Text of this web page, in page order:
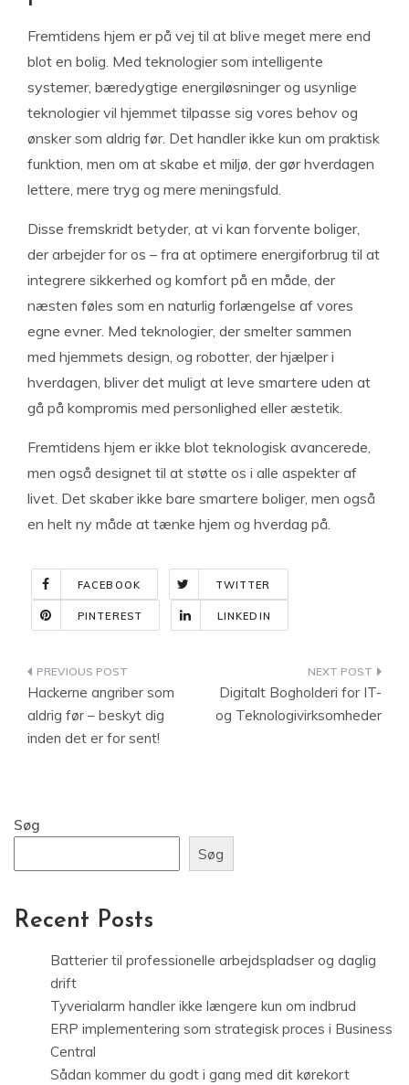
Fremtidens hjem er på vej til at blive meget mere end
blot en bolig. Med teknologier som intelligente
systemer, bæredygtige energiløsninger og usynlige
teknologier vil hjemmet tilpasse sig vores behov og
ønsker som aldrig før. Det handler ikke kun om praktisk
funktion, men om at skabe et miljø, der gør hverdagen
lettere, mere tryg og mere meningsfuld.
Disse fremskridt betyder, at vi kan forvente boliger,
der arbejder for os – fra at optimere energiforbrug til at
integrere sikkerhed og komfort på en måde, der
næsten føles som en naturlig forlængelse af vores
egne evner. Med teknologier, der smelter sammen
med hjemmets design, og robotter, der hjælper i
hverdagen, bliver det muligt at leve smartere uden at
gå på kompromis med personlighed eller æstetik.
Fremtidens hjem er ikke blot teknologisk avancerede,
men også designet til at støtte os i alle aspekter af
livet. Det skaber ikke bare smartere boliger, men også
en helt ny måde at tænke hjem og hverdag på.
FACEBOOK TWITTER
PINTEREST LINKEDIN
Indlægsnavigation
Hackerne angriber som
aldrig før – beskyt dig
inden det er for sent!
Digitalt Bogholderi for IT-
og Teknologivirksomheder
Søg
Søg
Recent Posts
Batterier til professionelle arbejdspladser og daglig
drift
Tyverialarm handler ikke længere kun om indbrud
ERP implementering som strategisk proces i Business
Central
Sådan kommer du godt i gang med dit kørekort